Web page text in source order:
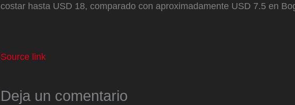
costar hasta USD 18, comparado con aproximadamente USD 7.5 en
Source link
Deja un comentario